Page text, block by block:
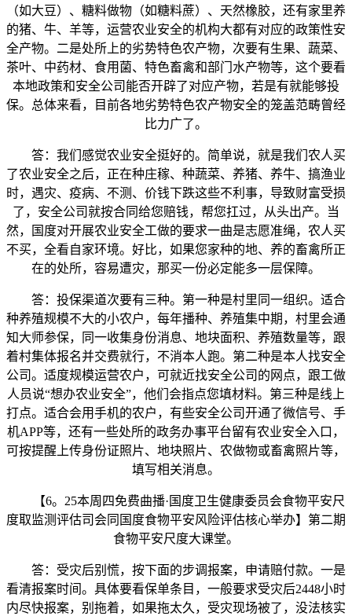
（如大豆）、糖料做物（如糖料蔗）、天然橡胶，还有家里养
的猪、牛、羊等，运营农业安全的机构大都有对应的政策性安
全产物。二是处所上的劣势特色农产物，次要有生果、蔬菜、
茶叶、中药材、食用菌、特色畜禽和部门水产物等，这个要看
本地政策和安全公司能否开辟了对应产物，若是有就能够投
保。总体来看，目前各地劣势特色农产物安全的笼盖范畴曾经
比力广了。
答：我们感觉农业安全挺好的。简单说，就是我们农人买
了农业安全之后，正在种庄稼、种蔬菜、养猪、养牛、搞渔业
时，遇灾、疫病、不测、价钱下跌这些不利事，导致财富受损
了，安全公司就按合同给您赔钱，帮您扛过，从头出产。当
然，国度对开展农业安全工做的要求一曲是志愿准绳，农人买
不买，全看自家环境。好比，如果您家种的地、养的畜禽所正
在的处所，容易遭灾，那买一份必定能多一层保障。
答：投保渠道次要有三种。第一种是村里同一组织。适合
种养殖规模不大的小农户，每年播种、养殖集中期，村里会通
知大师参保，同一收集身份消息、地块面积、养殖数量等，跟
着村集体报名并交费就行，不消本人跑。第二种是本人找安全
公司。适度规模运营农户，可就近找安全公司的网点，跟工做
人员说“想办农业安全”，他们会指点您填材料。第三种是线上
打点。适合会用手机的农户，有些安全公司开通了微信号、手
机APP等，还有一些处所的政务办事平台留有农业安全入口，
可按提醒上传身份证照片、地块照片、农做物或畜禽照片等，
填写相关消息。
【6。25本周四免费曲播·国度卫生健康委员会食物平安尺
度取监测评估司会同国度食物平安风险评估核心举办】第二期
食物平安尺度大课堂。
答：受灾后别慌，按下面的步调报案，申请赔付款。一是
看清报案时间。具体要看保单条目，一般要求受灾后2448小时
内尽快报案，别拖着，如果拖太久，受灾现场被了，没法核实